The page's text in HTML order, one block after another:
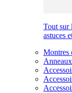
Tout sur
astuces
Montres